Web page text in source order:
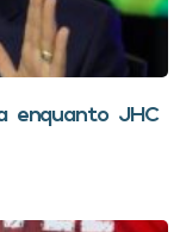
enquanto JHC